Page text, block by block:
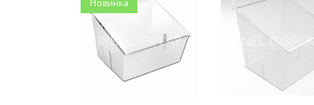
Новинка